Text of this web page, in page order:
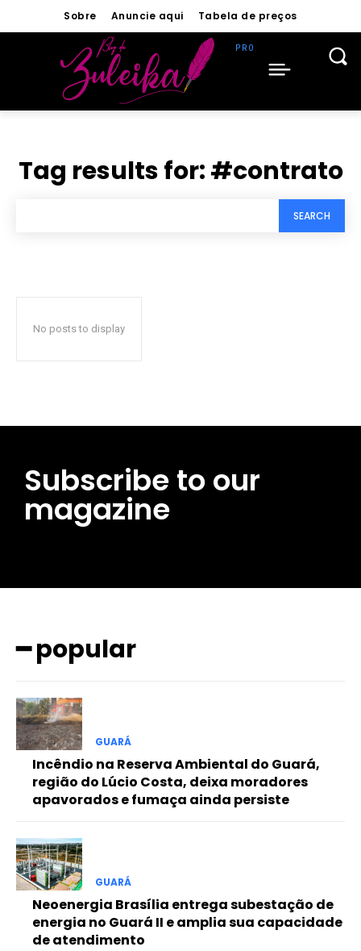
━ pricing plans
Free
Included for free:
Praesent euismod ac
Ut mollis pellentesque tortor
Nullam eu erat condimentum
Donec quis est ac felis
Orci varius natoque dolor
Sobre Anuncie aqui Tabela de preços
Tag results for:#contrato
SEARCH
No posts to display
Subscribe to our
magazine
━ popular
GUARÁ
Incêndio na Reserva Ambiental do Guará,
região do Lúcio Costa, deixa moradores
apavorados e fumaça ainda persiste
GUARÁ
Neoenergia Brasília entrega subestação de
energia no Guará II e amplia sua capacidade
de atendimento